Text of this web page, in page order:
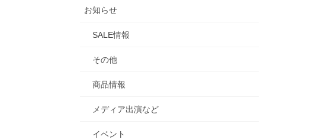
お知らせ
SALE情報
その他
商品情報
メディア出演など
イベント